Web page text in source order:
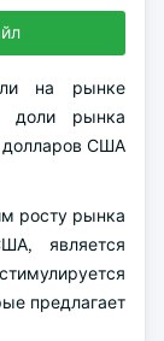
на рынке
доли рынка
долларов США
росту рынка
является
предлагает